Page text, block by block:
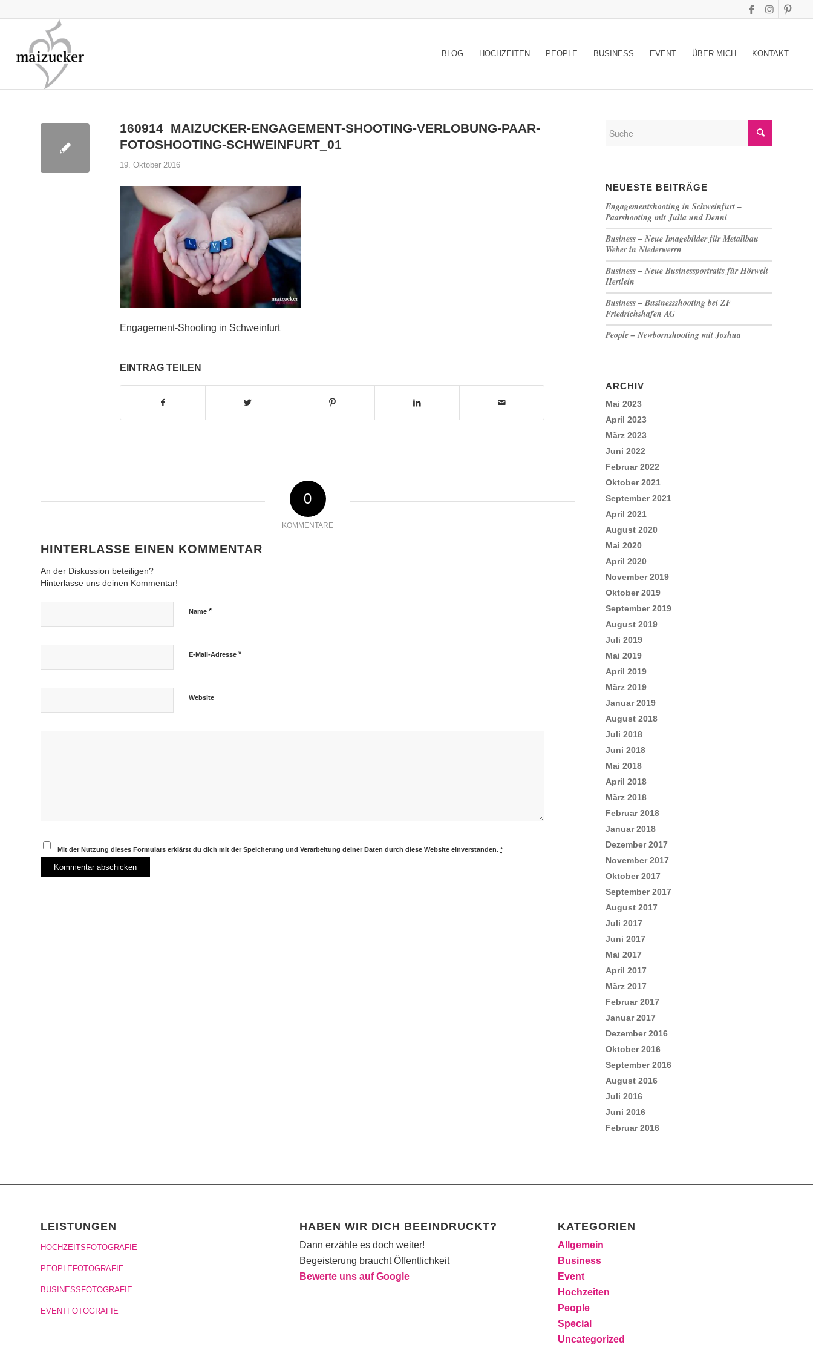
BLOG HOCHZEITEN PEOPLE BUSINESS EVENT ÜBER MICH KONTAKT
160914_MAIZUCKER-ENGAGEMENT-SHOOTING-VERLOBUNG-PAAR-
FOTOSHOOTING-SCHWEINFURT_01
19. Oktober 2016
Engagement-Shooting in Schweinfurt
EINTRAG TEILEN
0
KOMMENTARE
HINTERLASSE EINEN KOMMENTAR
An der Diskussion beteiligen?
Hinterlasse uns deinen Kommentar!
Name *
E-Mail-Adresse *
Website
Mit der Nutzung dieses Formulars erklärst du dich mit der Speicherung und Verarbeitung deiner Daten durch diese Website einverstanden. *
NEUESTE BEITRÄGE
Engagementshooting in Schweinfurt –
Paarshooting mit Julia und Denni
Business – Neue Imagebilder für Metallbau
Weber in Niederwerrn
Business – Neue Businessportraits für Hörwelt
Hertlein
Business – Businessshooting bei ZF
Friedrichshafen AG
People – Newbornshooting mit Joshua
ARCHIV
Mai 2023
April 2023
März 2023
Juni 2022
Februar 2022
Oktober 2021
September 2021
April 2021
August 2020
Mai 2020
April 2020
November 2019
Oktober 2019
September 2019
August 2019
Juli 2019
Mai 2019
April 2019
März 2019
Januar 2019
August 2018
Juli 2018
Juni 2018
Mai 2018
April 2018
März 2018
Februar 2018
Januar 2018
Dezember 2017
November 2017
Oktober 2017
September 2017
August 2017
Juli 2017
Juni 2017
Mai 2017
April 2017
März 2017
Februar 2017
Januar 2017
Dezember 2016
Oktober 2016
September 2016
August 2016
Juli 2016
Juni 2016
Februar 2016
LEISTUNGEN
HOCHZEITSFOTOGRAFIE
PEOPLEFOTOGRAFIE
BUSINESSFOTOGRAFIE
EVENTFOTOGRAFIE
HABEN WIR DICH BEEINDRUCKT?
Dann erzähle es doch weiter!
Begeisterung braucht Öffentlichkeit
Bewerte uns auf Google
KATEGORIEN
Allgemein
Business
Event
Hochzeiten
People
Special
Uncategorized